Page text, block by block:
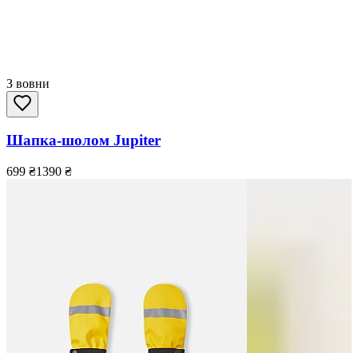
З вовни
Шапка-шолом Jupiter
699 ₴1390 ₴